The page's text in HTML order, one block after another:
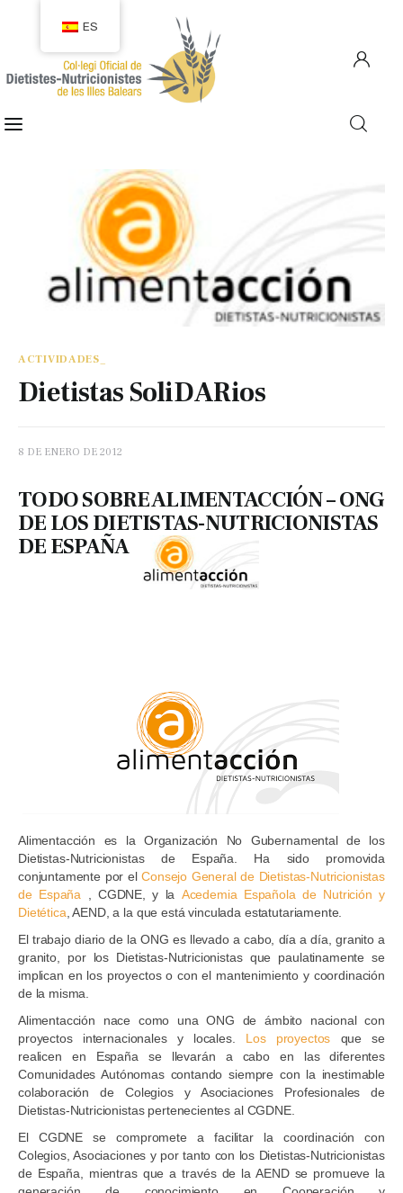
COLEGIADOS
EMPLEO
CIUDADANÍA
TRANSPARENCIA
ACTIVIDADES_
Dietistas SoliDARios
8 DE ENERO DE 2012
TODO SOBRE ALIMENTACCIÓN – ONG
DE LOS DIETISTAS-NUTRICIONISTAS
DE ESPAÑA
Alimentacción es la Organización No Gubernamental de los
Dietistas-Nutricionistas de España. Ha sido promovida
conjuntamente por elConsejo General de Dietistas-Nutricionistas
de España , CGDNE, y la Acedemia Española de Nutrición y
Dietética, AEND, a la que está vinculada estatutariamente.
El trabajo diario de la ONG es llevado a cabo, día a día, granito a
granito, por los Dietistas-Nutricionistas que paulatinamente se
implican en los proyectos o con el mantenimiento y coordinación
de la misma.
Alimentacción nace como una ONG de ámbito nacional con
proyectos internacionales y locales. Los proyectos que se
realicen en España se llevarán a cabo en las diferentes
Comunidades Autónomas contando siempre con la inestimable
colaboración de Colegios y Asociaciones Profesionales de
Dietistas-Nutricionistas pertenecientes al CGDNE.
El CGDNE se compromete a facilitar la coordinación con
Colegios, Asociaciones y por tanto con los Dietistas-Nutricionistas
de España, mientras que a través de la AEND se promueve la
ES